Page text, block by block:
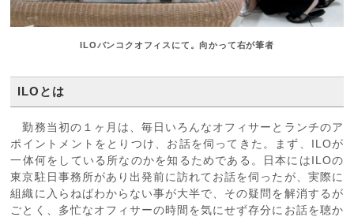
ILOバンコクオフィスにて。向かって右が筆者
ILOとは
勤務当初の１ヶ月は、毎日いろんなオフィサーとランチのア
ポイントメントをとりつけ、お話を伺ってきた。まず、ILOが
一体何をしている所なのかを知るためである。日本にはILOの
東京駐日事務所があり出発前に訪れてお話を伺ったが、実際に
組織に入らねばわからない事が大半で、その疑問を解消するが
ごとく、多忙なオフィサーの時間を気にせず存分にお話を聴か